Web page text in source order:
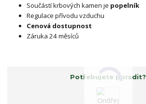
Součástí krbových kamen je popelník
Regulace přívodu vzduchu
Cenová dostupnost
Záruka 24 měsíců
Potřebujete poradit?